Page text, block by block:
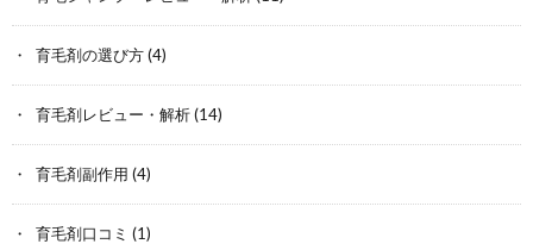
育毛剤の選び方(4)
育毛剤レビュー・解析(14)
育毛剤副作用 (4)
育毛剤口コミ (1)